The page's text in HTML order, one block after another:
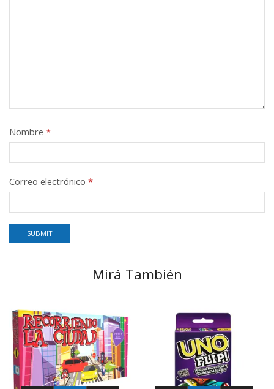
Nombre *
Correo electrónico *
Mirá También